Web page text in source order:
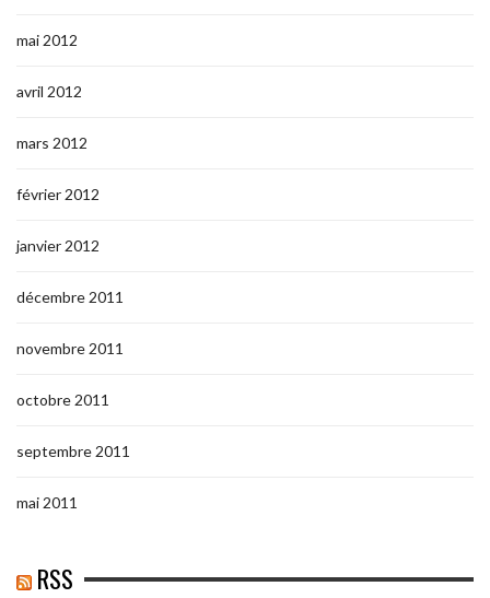
mai 2012
avril 2012
mars 2012
février 2012
janvier 2012
décembre 2011
novembre 2011
octobre 2011
septembre 2011
mai 2011
RSS